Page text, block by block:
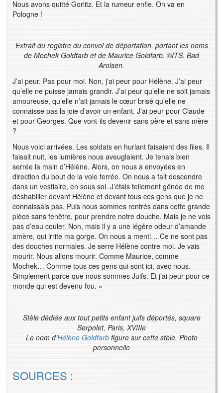
Nous avons quitté Gorlitz. Et la rumeur enfle. On va en
Pologne !
Extrait du registre du convoi de déportation, portant les noms
de Mochek Goldfarb et de Maurice Goldfarb. ©ITS. Bad
Arolsen.
J’ai peur. Pas pour moi. Non, j’ai peur pour Hélène. J’ai peur
qu’elle ne puisse jamais grandir. J’ai peur qu’elle ne soit jamais
amoureuse, qu’elle n’ait jamais le cœur brisé qu’elle ne
connaisse pas la joie d’avoir un enfant. J’ai peur pour Claude
et pour Georges. Que vont-ils devenir sans père et sans mère
?
Nous voici arrivées. Les soldats en hurlant faisaient des files. Il
faisait nuit, les lumières nous aveuglaient. Je tenais bien
serrée la main d’Hélène. Alors, on nous a envoyées en
direction du bout de la voie ferrée. On nous a fait descendre
dans un vestiaire, en sous sol. J’étais tellement gênée de me
déshabiller devant Hélène et devant tous ces gens que je ne
connaissais pas. Puis nous sommes rentrés dans cette grande
pièce sans fenêtre, pour prendre notre douche. Mais je ne vois
pas d’eau couler. Non, mais il y a une légère odeur d’amande
amère, qui irrite ma gorge. On nous a menti… Ce ne sont pas
des douches normales. Je serre Hélène contre moi. Je vais
mourir. Nous allons mourir. Comme Maurice, comme
Mochek… Comme tous ces gens qui sont ici, avec nous.
Simplement parce que nous sommes Juifs. Et j’ai peur pour ce
monde qui est devenu fou. »
Stèle dédiée aux tout petits enfant juifs déportés, square
Serpolet, Paris, XVIIIe
Le nom d’Hélène Goldfarbfigure sur cette stèle. Photo
personnelle
SOURCES :